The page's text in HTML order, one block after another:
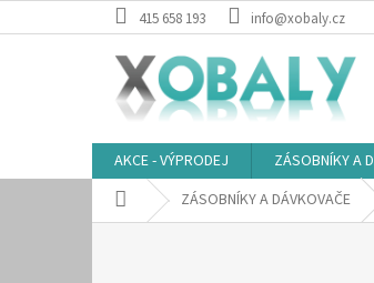
na
415 658 193 info@xobaly.cz
AKCE - VÝPRODEJ ZÁSOBNÍKY A
Domů ZÁSOBNÍKY A DÁVKOVAČE